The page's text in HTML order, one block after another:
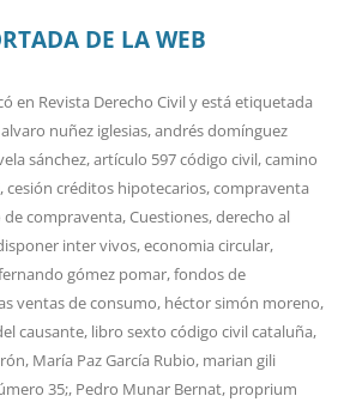
DE LA WEB
en Revista Derecho Civily está etiquetada
alvaro nuñez iglesias,andrés domínguez
sánchez,artículo 597 código civil,camino
,cesión créditos hipotecarios,compraventa
compraventa,Cuestiones,derecho al
inter vivos,economia circular,
gómez pomar,fondos de
ventas de consumo, héctor simón moreno,
causante, libro sexto código civil cataluña,
, María Paz García Rubio, marian gili
35;, Pedro Munar Bernat, proprium